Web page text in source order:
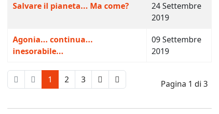
Salvare il pianeta... Ma come?
24 Settembre
2019
Agonia... continua...
inesorabile...
09 Settembre
2019
Pagina 1 di 3
1 2 3